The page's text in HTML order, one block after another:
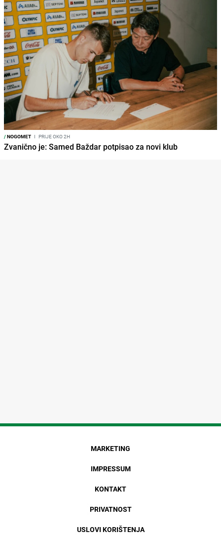
/NOGOMET I PRIJE OKO 2H
Zvanično je: Samed Baždar potpisao za novi klub
MARKETING
IMPRESSUM
KONTAKT
PRIVATNOST
USLOVI KORIŠTENJA